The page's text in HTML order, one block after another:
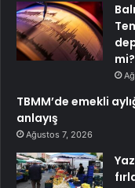
mi?
TBMM’de emekli
anlayış
Ağustos 7, 2026